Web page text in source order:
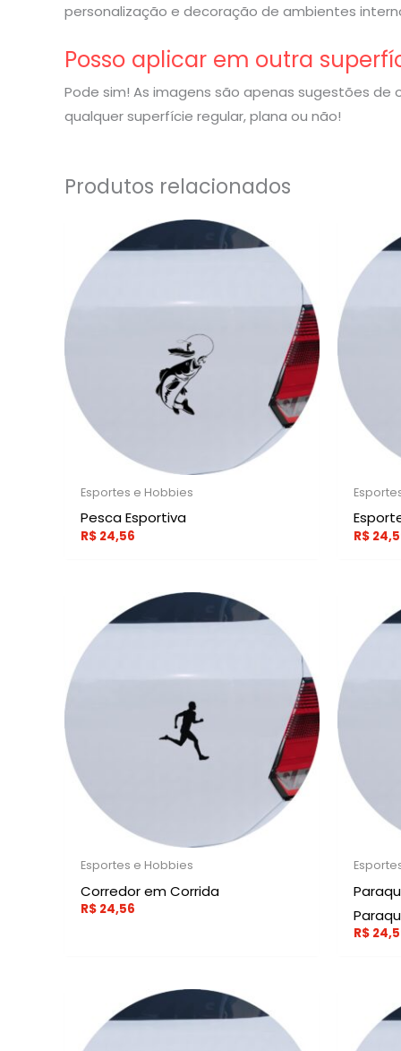
personalização e decoração de ambientes
Posso aplicar em outra
Pode sim! As imagens são apenas sugestões
qualquer superfície regular, plana ou não!
Produtos relacionados
Esportes e Hobbies
Pesca Esportiva
R$ 24,56 R$
Esportes e Hobbies
Corredor em Corrida
R$ 24,56
R$